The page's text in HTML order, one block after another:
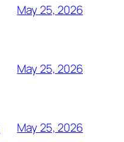
May 25, 2026
May 25, 2026
May 25, 2026